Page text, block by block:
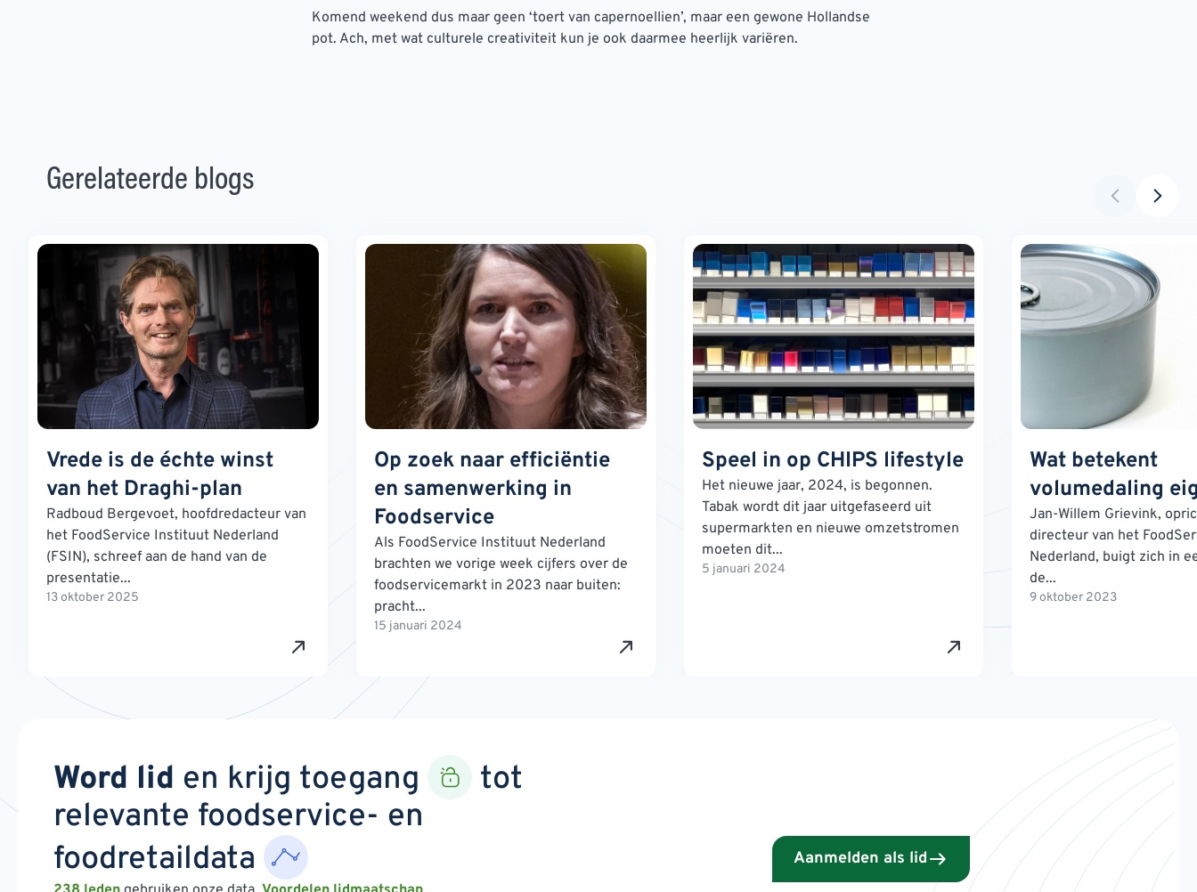
Komend weekend dus maar geen ‘toert van capernoellien’, maar een gewone Hollandse
pot. Ach, met wat culturele creativiteit kun je ook daarmee heerlijk variëren.
Gerelateerde blogs
Vrede is de échte winst
van het Draghi-plan
Radboud Bergevoet, hoofdredacteur van
het FoodService Instituut Nederland
(FSIN), schreef aan de hand van de
presentatie...
13 oktober 2025
Op zoek naar efficiëntie
en samenwerking in
Foodservice
Als FoodService Instituut Nederland
brachten we vorige week cijfers over de
foodservicemarkt in 2023 naar buiten:
pracht...
15 januari 2024
Speel in op CHIPS lifestyle
Het nieuwe jaar, 2024, is begonnen.
Tabak wordt dit jaar uitgefaseerd uit
supermarkten en nieuwe omzetstromen
moeten dit...
5 januari 2024
Wat betekent
volumedaling
Jan-Willem Grievink,
directeur van het
Nederland, buigt zich in
de...
9 oktober 2023
Word lid en krijg toegang
tot
relevante foodservice- en
foodretaildata
Aanmelden als lid